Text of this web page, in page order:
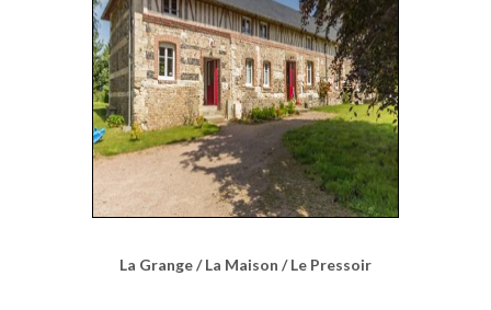
La Grange / La Maison / Le Pressoir